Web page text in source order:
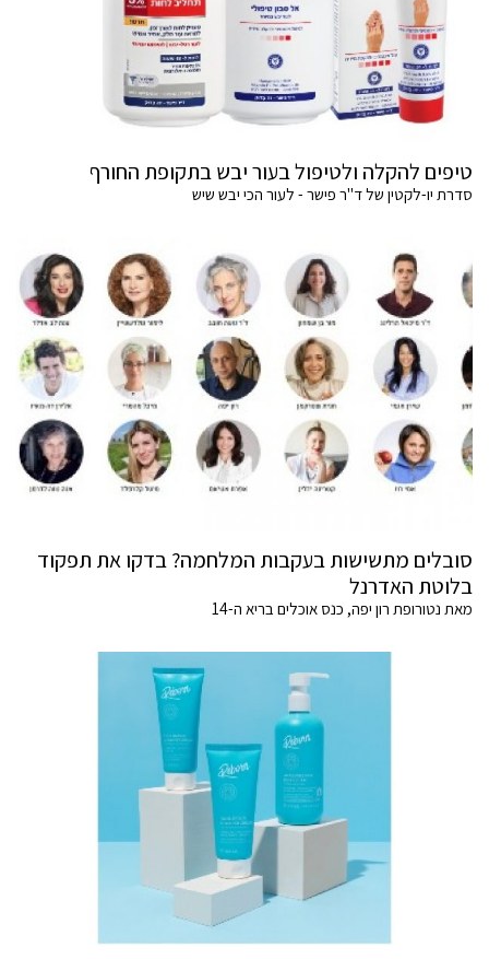
טיפים להקלה ולטיפול בעור יבש בתקופת החורף
סדרת יו-לקטין של ד"ר פישר - לעור הכי יבש שיש
סובלים מתשישות בעקבות המלחמה? בדקו את תפקוד
בלוטת האדרנל
מאת נטורופת רון יפה, כנס אוכלים בריא ה-14